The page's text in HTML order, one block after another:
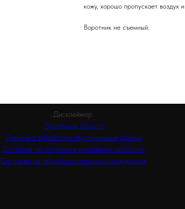
кожу, хорошо пропускает воздух
Воротник не съемный.
Дисклеймер.
Публичная оферта
Политика обработки персональных данных
Согласие на получение рекламных рассылок
Согласие на обработку персональных данных